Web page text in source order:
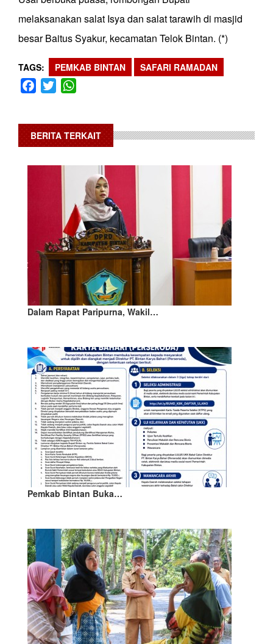
melaksanakan salat Isya dan salat tarawih di masjid
besar Baitus Syakur, kecamatan Telok Bintan. (*)
TAGS PEMKAB BINTAN SAFARI RAMADAN
Facebook
Twitter
BERITA TERKAIT
Dalam Rapat Paripurna, Wakil…
Pemkab Bintan Buka…